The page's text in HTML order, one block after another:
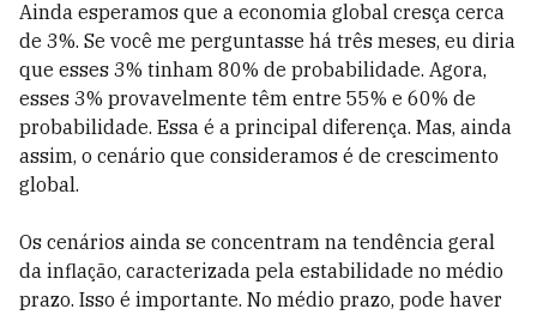
Ainda esperamos que a economia global cresça cerca
de 3%. Se você me perguntasse há três meses, eu diria
que esses 3% tinham 80% de probabilidade. Agora,
esses 3% provavelmente têm entre 55% e 60% de
probabilidade. Essa é a principal diferença. Mas, ainda
assim, o cenário que consideramos é de crescimento
global.
Os cenários ainda se concentram na tendência geral
da inflação, caracterizada pela estabilidade no médio
prazo. Isso é importante. No médio prazo, pode haver